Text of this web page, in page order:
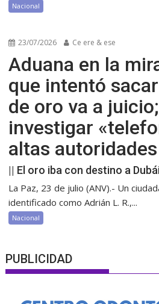
Nacional
23/07/2026 Ce ere & ese
Aduana en la
que intentó
de oro va a
investigar
altas autoridades
|| El oro iba con destino a
La Paz, 23 de julio (ANV).- Un
identificado como Adrián L. R.,...
Nacional
PUBLICIDAD